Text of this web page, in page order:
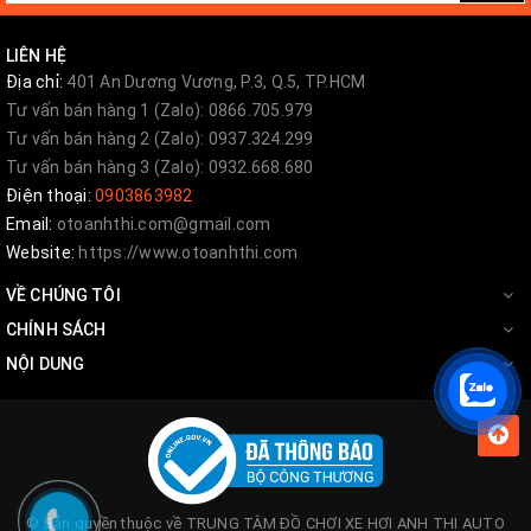
2016
LIÊN HỆ
Địa chỉ: 401 An Dương Vương, P.3, Q.5, TP.HCM
Tư vấn bán hàng 1 (Zalo): 0866.705.979
Tư vấn bán hàng 2 (Zalo): 0937.324.299
Tư vấn bán hàng 3 (Zalo): 0932.668.680
Điện thoại: 0903863982
Email: otoanhthi.com@gmail.com
Website: https://www.otoanhthi.com
VỀ CHÚNG TÔI
CHÍNH SÁCH
NỘI DUNG
© Bản quyền thuộc về TRUNG TÂM ĐỒ CHƠI XE HƠI ANH THI AUTO